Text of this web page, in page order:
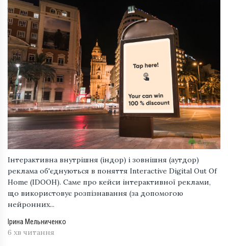
Інтерактивна внутрішня (індор) і зовнішня (аутдор)
реклама об'єднуються в поняття Interactive Digital Out Of
Home (IDOOH). Саме про кейси інтерактивної реклами,
що використовує розпізнавання (за допомогою
нейронних...
Ірина Мельниченко
6 хв читання